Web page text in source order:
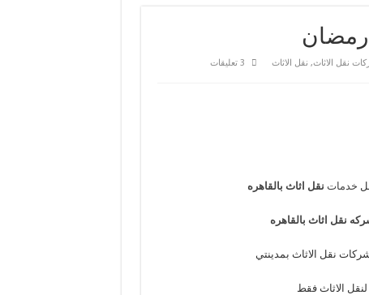
رمضان
نقل الاثاث, نقل الاثاث
3 تعليقات
خدمات نقل اثاث بالقاهره
نقل اثاث بالقاهره
نقل الاثاث بمدينتي
الاثاث فقط